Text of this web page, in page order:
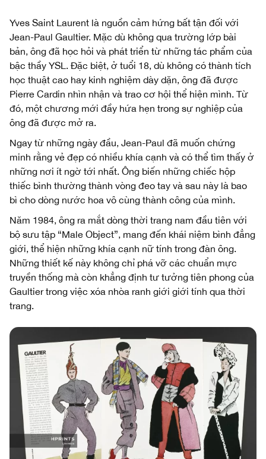
Yves Saint Laurent là nguồn cảm hứng bất tận đối với
Jean-Paul Gaultier. Mặc dù không qua trường lớp bài
bản, ông đã học hỏi và phát triển từ những tác phẩm của
bậc thầy YSL. Đặc biệt, ở tuổi 18, dù không có thành tích
học thuật cao hay kinh nghiệm dày dặn, ông đã được
Pierre Cardin nhìn nhận và trao cơ hội thể hiện mình. Từ
đó, một chương mới đầy hứa hẹn trong sự nghiệp của
ông đã được mở ra.
Ngay từ những ngày đầu, Jean-Paul đã muốn chứng
minh rằng vẻ đẹp có nhiều khía cạnh và có thể tìm thấy ở
những nơi ít ngờ tới nhất. Ông biến những chiếc hộp
thiếc bình thường thành vòng đeo tay và sau này là bao
bì cho dòng nước hoa vô cùng thành công của mình.
Năm 1984, ông ra mắt dòng thời trang nam đầu tiên với
bộ sưu tập “Male Object”, mang đến khái niệm bình đẳng
giới, thể hiện những khía cạnh nữ tính trong đàn ông.
Những thiết kế này không chỉ phá vỡ các chuẩn mực
truyền thống mà còn khẳng định tư tưởng tiên phong của
Gaultier trong việc xóa nhòa ranh giới giới tính qua thời
trang.